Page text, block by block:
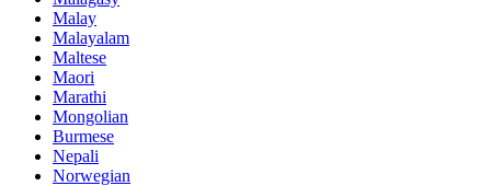
Malay
Malayalam
Maltese
Maori
Marathi
Mongolian
Burmese
Nepali
Norwegian